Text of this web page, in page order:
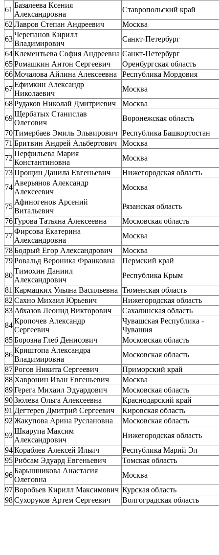
61
Базалеева Ксения
Александровна
Ставропольский край
62 Лавров Степан Андреевич
Москва
63
Черепанов Кирилл
Владимирович
Санкт-Петербург
64Клементьева София Андреевна Санкт-Петербург
65Ромашкин Антон Сергеевич
Оренбургская область
66Мочалова Айлина Алексеевна
Республика Мордовия
67
Ефимкин Александр
Николаевич
Москва
68Рудаков Николай Дмитриевич
Москва
69
Щербатых Станислав
Олегович
Воронежская область
70Тимербаев Эмиль Эльвирович Республика Башкортостан
71 Бритвин Андрей Альбертович
Москва
72
Перфильева Мария
Константиновна
Москва
73Прощин Данила Евгеньевич
Нижегородская область
74
Аверьянов Александр
Алексеевич
Москва
75
Афиногенов Арсений
Витальевич
Рязанская область
76Гурова Татьяна Алексеевна
Московская область
77
Фирсова Екатерина
Александровна
Москва
78Бодрый Егор Александрович
Москва
79Ровальд Вероника Франковна
Пермский край
80
Тимохин Даниил
Александрович
Республика Крым
81 Кармацких Ульяна Васильевна Тюменская область
82 Сахно Михаил Юрьевич
Нижегородская область
83 Абхазов Леонид Викторович
Сахалинская область
84
Кропочев Александр
Сергеевич
Чувашская Республика -
Чувашия
85Борозна Глеб Денисович
Московская область
86
Криштопа Александра
Владимировна
Московская область
87Рогов Никита Сергеевич
Приморский край
88 Хавронин Иван Евгеньевич
Москва
89Герега Михаил Эдуардович
Московская область
90Зюлева Ольга Алексеевна
Краснодарский край
91 Дегтерев Дмитрий Сергеевич
Кировская область
92 Жакупова Арина Руслановна
Московская область
93
Шкарупа Максим
Александрович
Нижегородская область
94Кораблев Алексей Ильич
Республика Марий Эл
95Рибсам Эдуард Евгеньевич
Томская область
96
Барышникова Анастасия
Олеговна
Москва
97Воробьев Кирилл Максимович Курская область
98Сухоруков Артем Сергеевич Волгоградская область